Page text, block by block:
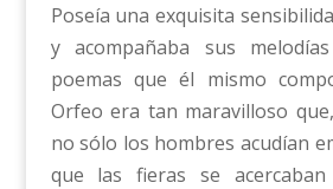
Poseía una exquisita
y acompañaba sus
poemas que él mismo
Orfeo era tan maravilloso
no sólo los hombres acudían
que las fieras se acercaban